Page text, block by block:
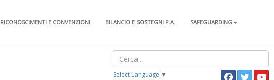
RICONOSCIMENTI E CONVENZIONI BILANCIO E SOSTEGNI P.A.
SAFEGUARDING
Select Language ▼